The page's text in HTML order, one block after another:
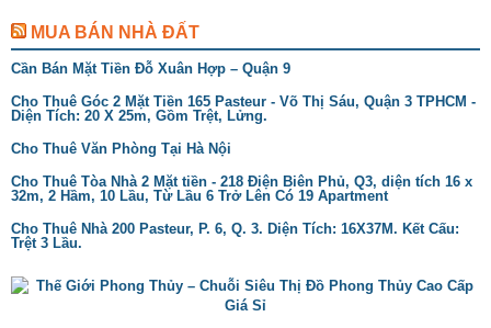
MUA BÁN NHÀ ĐẤT
Cần Bán Mặt Tiền Đỗ Xuân Hợp – Quận 9
Cho Thuê Góc 2 Mặt Tiền 165 Pasteur - Võ Thị Sáu, Quận 3 TPHCM -
Diện Tích: 20 X 25m, Gồm Trệt, Lửng.
Cho Thuê Văn Phòng Tại Hà Nội
Cho Thuê Tòa Nhà 2 Mặt tiền - 218 Điện Biên Phủ, Q3, diện tích 16 x
32m, 2 Hầm, 10 Lầu, Từ Lầu 6 Trở Lên Có 19 Apartment
Cho Thuê Nhà 200 Pasteur, P. 6, Q. 3. Diện Tích: 16X37M. Kết Cấu:
Trệt 3 Lầu.